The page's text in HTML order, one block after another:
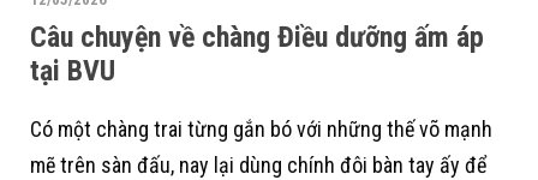
Câu chuyện về chàng Điều dưỡng ấm áp
tại BVU
Có một chàng trai từng gắn bó với những thế võ mạnh
mẽ trên sàn đấu, nay lại dùng chính đôi bàn tay ấy để